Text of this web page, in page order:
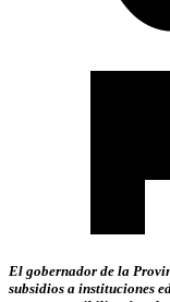
El gobernador de la
subsidios a instituciones